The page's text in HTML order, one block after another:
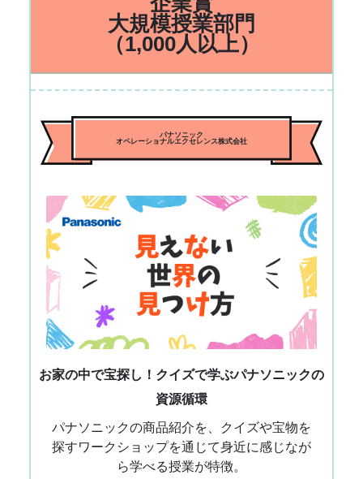
大規模授業部門
（1,000人以上）
パナソニック
オペレーショナルエクセレンス株式会社
お家の中で宝探し！クイズで学ぶパナソニックの
資源循環
パナソニックの商品紹介を、クイズや宝物を
探すワークショップを通じて身近に感じなが
ら学べる授業が特徴。